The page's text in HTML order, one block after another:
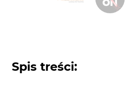
Spis treści: